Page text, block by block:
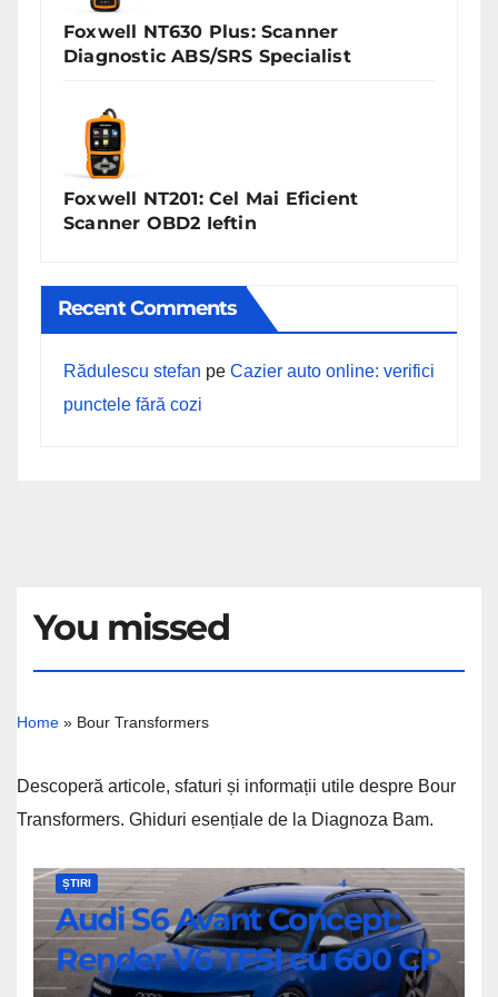
Foxwell NT630 Plus: Scanner
Diagnostic ABS/SRS Specialist
Foxwell NT201: Cel Mai Eficient
Scanner OBD2 Ieftin
Recent Comments
Rădulescu stefan pe Cazier auto online: verifici
punctele fără cozi
You missed
Home » Bour Transformers
Descoperă articole, sfaturi și informații utile despre Bour
Transformers. Ghiduri esențiale de la Diagnoza Bam.
Audi
S6
Avant
Concept:
ȘTIRI
Audi S6 Avant Concept:
Render V6 TFSI cu 600 CP